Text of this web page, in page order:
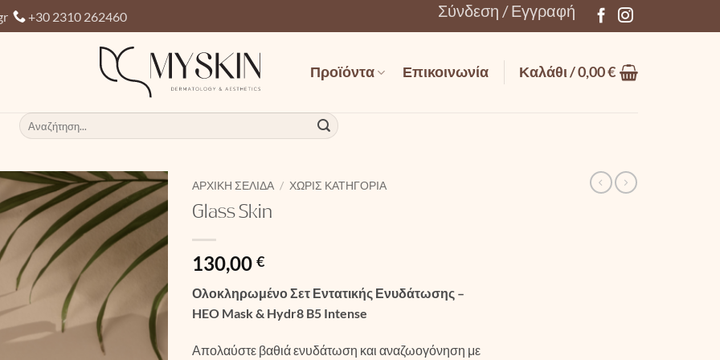
+30 2310 262460 Σύνδεση / Εγγραφή
Προϊόντα Επικοινωνία Καλάθι /0,00€
Αναζήτηση
για:
ΑΡΧΙΚΉ ΣΕΛΊΔΑ / ΧΩΡΊΣ ΚΑΤΗΓΟΡΊΑ
Glass Skin
130,00 €
Ολοκληρωμένο Σετ Εντατικής Ενυδάτωσης –
HEO Mask & Hydr8 B5 Intense
Απολαύστε βαθιά ενυδάτωση και αναζωογόνηση με